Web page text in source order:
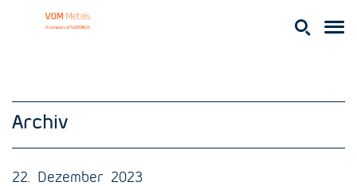
Archiv
22. Dezember 2023